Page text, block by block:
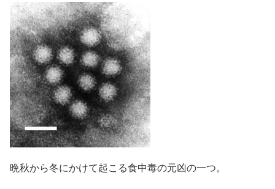
晩秋から冬にかけて起こる食中毒の元凶の一つ。